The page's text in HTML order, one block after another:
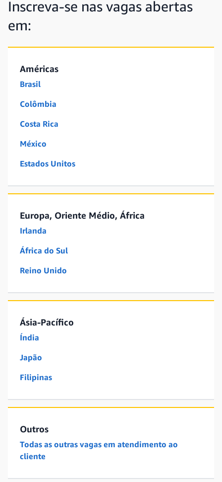
Inscreva-se nas vagas abertas
em:
Américas
Brasil
Colômbia
Costa Rica
México
Estados Unitos
Europa, Oriente Médio, África
Irlanda
África do Sul
Reino Unido
Ásia-Pacífico
Índia
Japão
Filipinas
Outros
Todas as outras vagas em atendimento ao
cliente